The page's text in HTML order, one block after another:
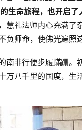
生命旅程，也开启了
慧礼法师内心充满
师命，使佛光遍照
南非行便步履蹣跚
万八千里的国度，